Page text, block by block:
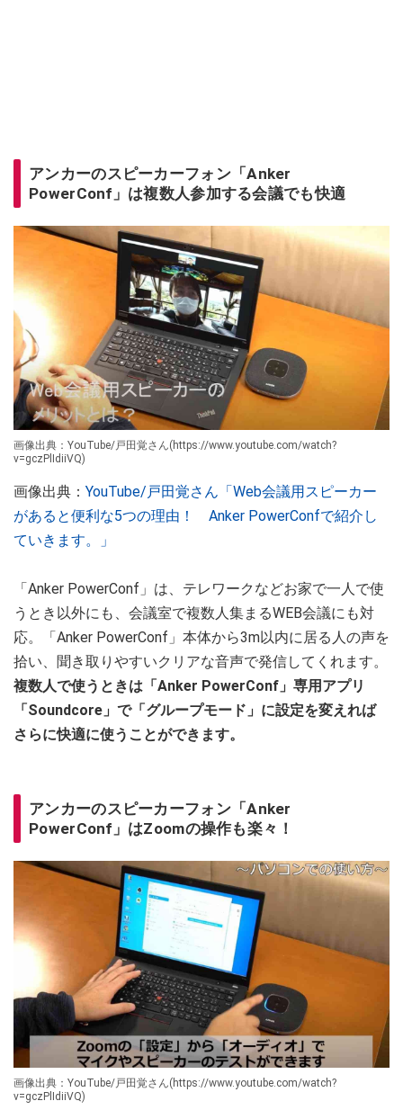
アンカーのスピーカーフォン「Anker
PowerConf」は複数人参加する会議でも快適
画像出典：YouTube/戸田覚さん(https://www.youtube.com/watch?
v=gczPlIdiiVQ)
画像出典： YouTube/戸田覚さん「Web会議用スピーカー
があると便利な5つの理由！ Anker PowerConfで紹介し
ていきます。」
「Anker PowerConf」は、テレワークなどお家で一人で使
うとき以外にも、会議室で複数人集まるWEB会議にも対
応。「Anker PowerConf」本体から3m以内に居る人の声を
拾い、聞き取りやすいクリアな音声で発信してくれます。
複数人で使うときは「Anker PowerConf」専用アプリ
「Soundcore」で「グループモード」に設定を変えれば
さらに快適に使うことができます。
アンカーのスピーカーフォン「Anker
PowerConf」はZoomの操作も楽々！
画像出典：YouTube/戸田覚さん(https://www.youtube.com/watch?
v=gczPlIdiiVQ)